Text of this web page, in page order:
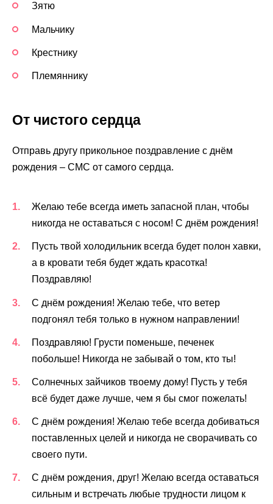
Зятю
Мальчику
Крестнику
Племяннику
От чистого сердца
Отправь другу прикольное поздравление с днём
рождения – СМС от самого сердца.
Желаю тебе всегда иметь запасной план, чтобы
никогда не оставаться с носом! С днём рождения!
Пусть твой холодильник всегда будет полон хавки,
а в кровати тебя будет ждать красотка!
Поздравляю!
С днём рождения! Желаю тебе, что ветер
подгонял тебя только в нужном направлении!
Поздравляю! Грусти поменьше, печенек
побольше! Никогда не забывай о том, кто ты!
Солнечных зайчиков твоему дому! Пусть у тебя
всё будет даже лучше, чем я бы смог пожелать!
С днём рождения! Желаю тебе всегда добиваться
поставленных целей и никогда не сворачивать со
своего пути.
С днём рождения, друг! Желаю всегда оставаться
сильным и встречать любые трудности лицом к